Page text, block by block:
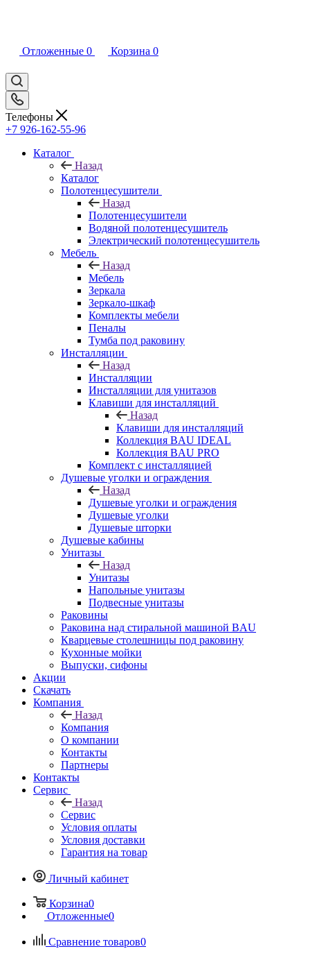
Отложенные 0 Корзина 0
Телефоны
+7 926-162-55-96
Каталог
Назад
Каталог
Полотенцесушители
Назад
Полотенцесушители
Водяной полотенцесушитель
Электрический полотенцесушитель
Мебель
Назад
Мебель
Зеркала
Зеркало-шкаф
Комплекты мебели
Пеналы
Тумба под раковину
Инсталляции
Назад
Инсталляции
Инсталляции для унитазов
Клавиши для инсталляций
Назад
Клавиши для инсталляций
Коллекция BAU IDEAL
Коллекция BAU PRO
Комплект с инсталляцией
Душевые уголки и ограждения
Назад
Душевые уголки и ограждения
Душевые уголки
Душевые шторки
Душевые кабины
Унитазы
Назад
Унитазы
Напольные унитазы
Подвесные унитазы
Раковины
Раковина над стиральной машиной BAU
Кварцевые столешницы под раковину
Кухонные мойки
Выпуски, сифоны
Акции
Скачать
Компания
Назад
Компания
О компании
Контакты
Партнеры
Контакты
Сервис
Назад
Сервис
Условия оплаты
Условия доставки
Гарантия на товар
Личный кабинет
Корзина0
Отложенные0
Сравнение товаров0